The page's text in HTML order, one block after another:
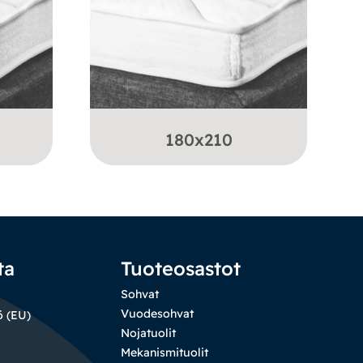
180x210
(EU)
Tuoteosastot
Sohvat
Vuodesohvat
Nojatuolit
Mekanismituolit